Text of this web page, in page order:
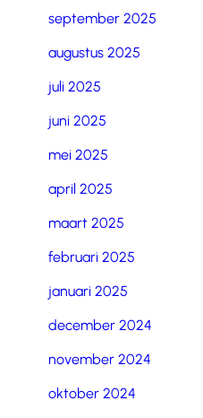
september 2025
augustus 2025
juli 2025
juni 2025
mei 2025
april 2025
maart 2025
februari 2025
januari 2025
december 2024
november 2024
oktober 2024